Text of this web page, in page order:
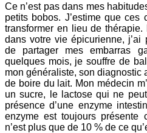
Ce n’est pas dans mes
petits bobos. J’estime que
transformer en lieu de
dans votre vie épicurienne, j’ai
de partager mes embarras
quelques mois, je souffre de
mon généraliste, son diagnostic
de boire du lait. Mon médecin
un sucre, le lactose qui ne
présence d’une enzyme
enzyme est toujours présente
n’est plus que de 10 % de ce